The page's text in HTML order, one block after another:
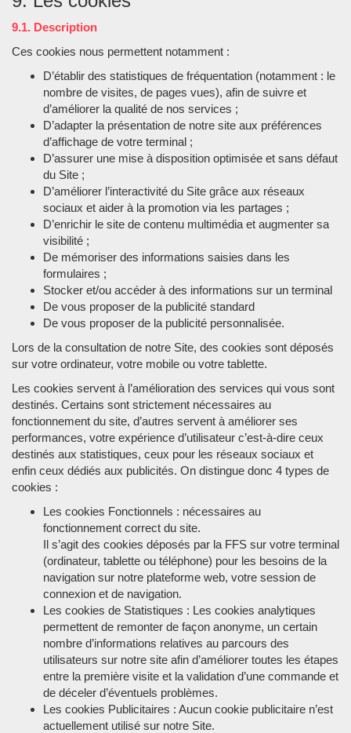
9.1. Description
Ces cookies nous permettent notamment :
D’établir des statistiques de fréquentation (notamment : le
nombre de visites, de pages vues), afin de suivre et
d’améliorer la qualité de nos services ;
D’adapter la présentation de notre site aux préférences
d’affichage de votre terminal ;
D’assurer une mise à disposition optimisée et sans défaut
du Site ;
D’améliorer l’interactivité du Site grâce aux réseaux
sociaux et aider à la promotion via les partages ;
D’enrichir le site de contenu multimédia et augmenter sa
visibilité ;
De mémoriser des informations saisies dans les
formulaires ;
Stocker et/ou accéder à des informations sur un terminal
De vous proposer de la publicité standard
De vous proposer de la publicité personnalisée.
Lors de la consultation de notre Site, des cookies sont déposés
sur votre ordinateur, votre mobile ou votre tablette.
Les cookies servent à l’amélioration des services qui vous sont
destinés. Certains sont strictement nécessaires au
fonctionnement du site, d’autres servent à améliorer ses
performances, votre expérience d’utilisateur c’est-à-dire ceux
destinés aux statistiques, ceux pour les réseaux sociaux et
enfin ceux dédiés aux publicités. On distingue donc 4 types de
cookies :
Les cookies Fonctionnels : nécessaires au
fonctionnement correct du site.
Il s’agit des cookies déposés par la FFS sur votre terminal
(ordinateur, tablette ou téléphone) pour les besoins de la
navigation sur notre plateforme web, votre session de
connexion et de navigation.
Les cookies de Statistiques : Les cookies analytiques
permettent de remonter de façon anonyme, un certain
nombre d’informations relatives au parcours des
utilisateurs sur notre site afin d’améliorer toutes les étapes
entre la première visite et la validation d’une commande et
de déceler d’éventuels problèmes.
Les cookies Publicitaires : Aucun cookie publicitaire n’est
actuellement utilisé sur notre Site.